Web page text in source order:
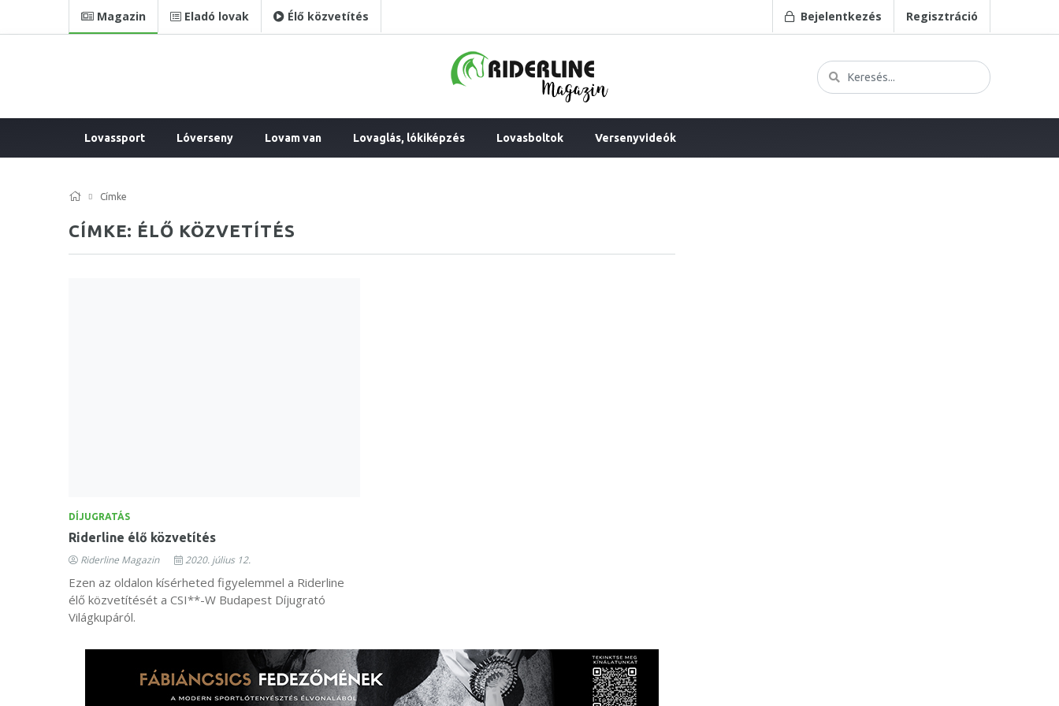
Magazin Eladó lovak Élő közvetítés Bejelentkezés Regisztráció
Lovassport Lóverseny Lovam van Lovaglás, lókiképzés Lovasboltok Versenyvideók
Címke
CÍMKE: ÉLŐ KÖZVETÍTÉS
DÍJUGRATÁS
Riderline élő közvetítés
Riderline Magazin 2020. július 12.
Ezen az oldalon kísérheted figyelemmel a Riderline
élő közvetítését a CSI**-W Budapest Díjugrató
Világkupáról.